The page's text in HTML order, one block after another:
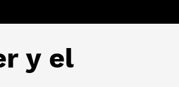
y el